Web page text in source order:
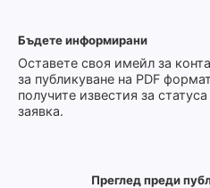
Бъдете информирани
Оставете своя имейл за
за публикуване на PDF
получите известия за
заявка.
Преглед преди